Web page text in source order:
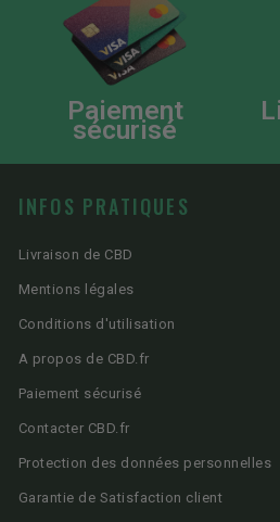
Paiement
sécurisé
INFOS PRATIQUES
Livraison de CBD
Mentions légales
Conditions d'utilisation
A propos de CBD.fr
Paiement sécurisé
Contacter CBD.fr
Protection des données personnelles
Garantie de Satisfaction client